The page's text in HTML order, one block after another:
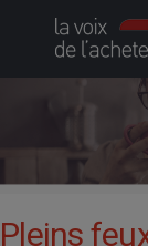
Pleins